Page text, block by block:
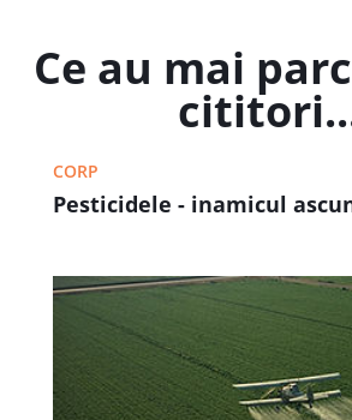
Ce au mai
CORP
Pesticidele - inamicul